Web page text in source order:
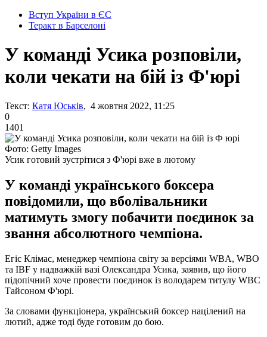
Вступ України в ЄС
Теракт в Барселоні
У команді Усика розповіли,
коли чекати на бій із Ф'юрі
Текст: Катя Юськів, 4 жовтня 2022, 11:25
0
1401
Фото: Getty Images
Усик готовий зустрітися з Ф'юрі вже в лютому
У команді українського боксера
повідомили, що вболівальники
матимуть змогу побачити поєдинок за
звання абсолютного чемпіона.
Егіс Клімас, менеджер чемпіона світу за версіями WBA, WBO
та IBF у надважкій вазі Олександра Усика, заявив, що його
підопічний хоче провести поєдинок із володарем титулу WBC
Тайсоном Ф'юрі.
За словами функціонера, український боксер націлений на
лютий, адже тоді буде готовим до бою.